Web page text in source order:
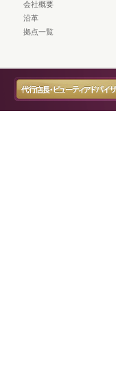
会社概要
沿革
拠点一覧